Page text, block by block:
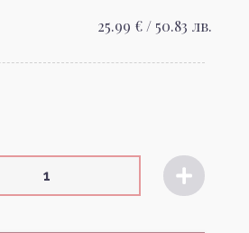
25.99 € / 50.83 лв.